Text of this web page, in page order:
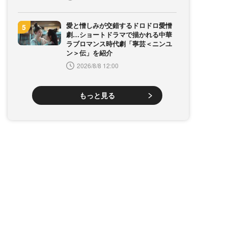
愛と憎しみが交錯するドロドロ愛憎
劇…ショートドラマで描かれる中華
ラブロマンス時代劇「寧芸＜ニンユ
ン＞伝」を紹介
2026/8/8 12:00
もっと見る